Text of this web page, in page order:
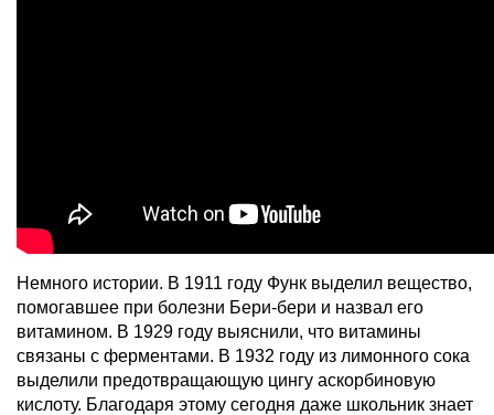
Немного истории. В 1911 году Функ выделил вещество,
помогавшее при болезни Бери-бери и назвал его
витамином. В 1929 году выяснили, что витамины
связаны с ферментами. В 1932 году из лимонного сока
выделили предотвращающую цингу аскорбиновую
кислоту. Благодаря этому сегодня даже школьник знает